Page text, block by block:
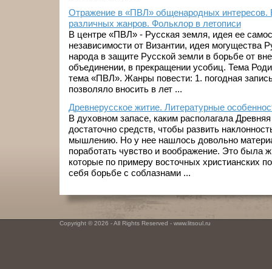
Отражение в «ПВЛ» общенародных интересов.
различных жанров. Фольклор в летописи
В центре «ПВЛ» - Русская земля, идея ее
независимости от Византии, идея могущества
народа в защите Русской земли в борьбе от
объединении, в прекращении усобиц. Тема
тема «ПВЛ». Жанры повести: 1. погодная
позволяло вносить в лет ...
Древнерусское житие. Литературные
В духовном запасе, каким располагала
достаточно средств, чтобы развить
мышлению. Но у нее нашлось довольно
поработать чувство и воображение. Это была
которые по примеру восточных христианских
себя борьбе с соблазнами ...
Copyright © 2026 - All Rights Reserved - www.litsoul.ru